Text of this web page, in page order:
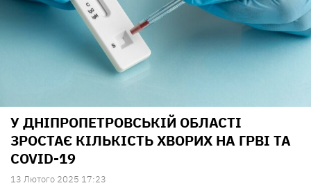
У ДНІПРОПЕТРОВСЬКІЙ ОБЛАСТІ
ЗРОСТАЄ КІЛЬКІСТЬ ХВОРИХ НА ГРВІ ТА
COVID-19
13 Лютого 2025 17:23